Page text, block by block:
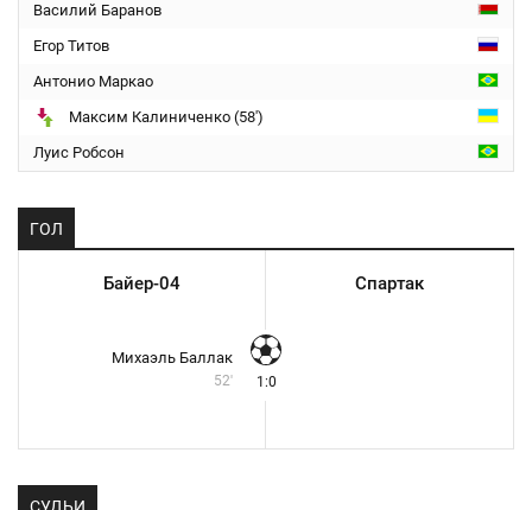
Василий Баранов
Егор Титов
Антонио Маркао
Максим Калиниченко (58')
Луис Робсон
ГОЛ
Байер-04 Спартак
Михаэль Баллак
52' 1:0